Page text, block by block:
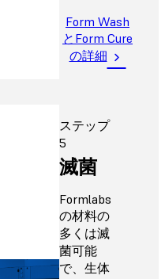
Form Wash
とForm Cure
の詳細
ステップ
5
滅菌
Formlabs
の材料の
多くは滅
菌可能
で、生体